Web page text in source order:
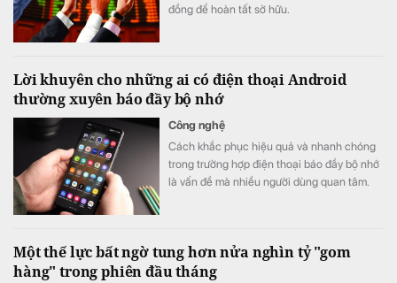
đồng để hoàn tất sở hữu.
Lời khuyên cho những ai có điện thoại Android
thường xuyên báo đầy bộ nhớ
Công nghệ
Cách khắc phục hiệu quả và nhanh chóng
trong trường hợp điện thoại báo đầy bộ nhớ
là vấn đề mà nhiều người dùng quan tâm.
Một thế lực bất ngờ tung hơn nửa nghìn tỷ "gom
hàng" trong phiên đầu tháng